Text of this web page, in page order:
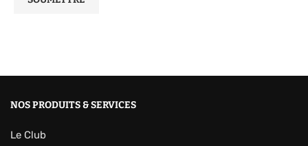
NOS PRODUITS & SERVICES
Le Club